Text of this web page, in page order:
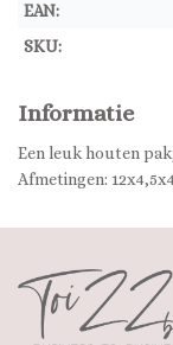
EAN:
SKU:
Informatie
Een leuk houten
Afmetingen: